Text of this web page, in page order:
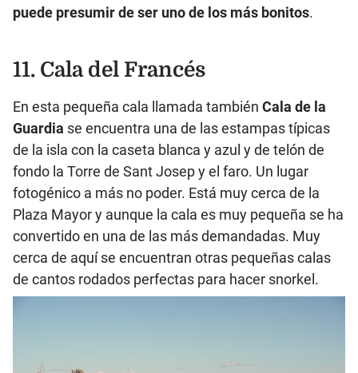
puede presumir de ser uno de los más bonitos.
11. Cala del Francés
En esta pequeña cala llamada también Cala de la
Guardia se encuentra una de las estampas típicas
de la isla con la caseta blanca y azul y de telón de
fondo la Torre de Sant Josep y el faro. Un lugar
fotogénico a más no poder. Está muy cerca de la
Plaza Mayor y aunque la cala es muy pequeña se ha
convertido en una de las más demandadas. Muy
cerca de aquí se encuentran otras pequeñas calas
de cantos rodados perfectas para hacer snorkel.